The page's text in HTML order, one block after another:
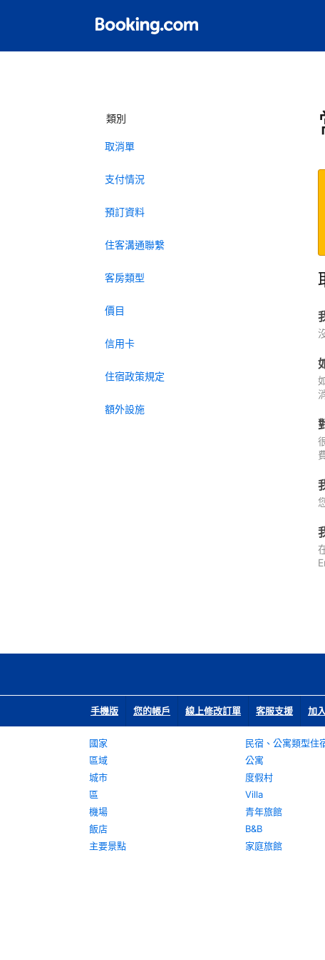
類別
取消單
支付情況
預訂資料
住客溝通聯繫
客房類型
價目
信用卡
住宿政策規定
額外設施
手機版 您的帳戶 線上修改訂單 客服支援 加
國家
區域
城市
區
機場
飯店
主要景點
民宿、公寓類型住
公寓
度假村
Villa
青年旅館
B&B
家庭旅館